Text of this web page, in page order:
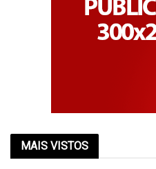
MAIS VISTOS